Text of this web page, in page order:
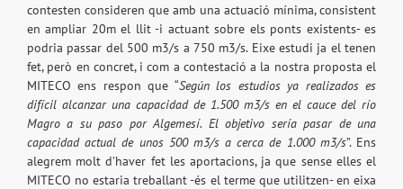
contesten consideren que amb una actuació mínima, consistent
en ampliar 20m el llit -i actuant sobre els ponts existents- es
podria passar del 500 m3/s a 750 m3/s. Eixe estudi ja el tenen
fet, però en concret, i com a contestació a la nostra proposta el
MITECO ens respon que “Según los estudios ya realizados es
difícil alcanzar una capacidad de 1.500 m3/s en el cauce del río
Magro a su paso por Algemesí. El objetivo sería pasar de una
capacidad actual de unos 500 m3/s a cerca de 1.000 m3/s”. Ens
alegrem molt d’haver fet les aportacions, ja que sense elles el
MITECO no estaria treballant -és el terme que utilitzen- en eixa